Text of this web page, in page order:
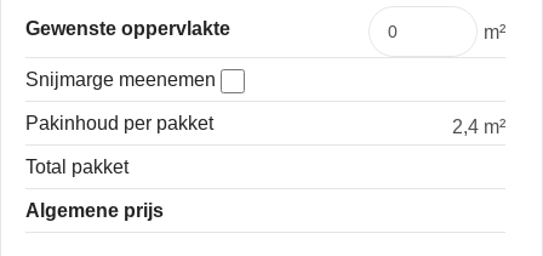
Gewenste oppervlakte m²
Snijmarge meenemen
Pakinhoud per pakket
2,4 m²
Total pakket
Algemene prijs